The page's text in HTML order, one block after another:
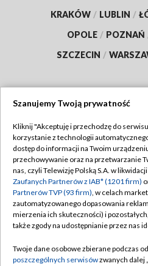
KRAKÓW / LUBLIN /
OPOLE / POZNAŃ
SZCZECIN /
Abonament TVP
Emisja w TVP
Centrum informacji TVP
Naziemna Telewizja Cyfrowa
Rada Programowa
Polityka
Moje
Szanujemy Twoją prywatność
Kliknij "Akceptuję i przechodzę do
korzystanie z technologii
dostęp do informacji na Twoim
przechowywanie oraz na przetwarzanie
nas, czyli Telewizję Polską S.A. w
Zaufanych Partnerów z IAB* (1201 firm)
Partnerów TVP (93 firm), w celach
zautomatyzowanego dopasowania
mierzenia ich skuteczności) i
także zgody na udostępnianie przez nas
Twoje dane osobowe zbierane podczas
poszczególnych serwisówzwanych dalej